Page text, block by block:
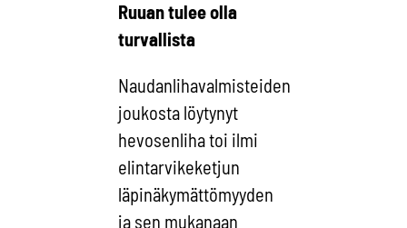
Ruuan tulee olla
turvallista
Naudanlihavalmisteiden
joukosta löytynyt
hevosenliha toi ilmi
elintarvikeketjun
läpinäkymättömyyden
ja sen mukanaan